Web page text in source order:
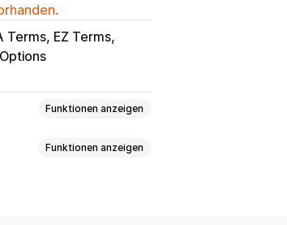
Terms, EZ Terms
Funktionen anzeigen
Funktionen anzeigen